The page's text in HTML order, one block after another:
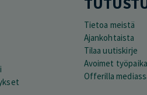
Tietoa meistä
Ajankohtaista
Tilaa uutiskirje
Avoimet
Offerilla